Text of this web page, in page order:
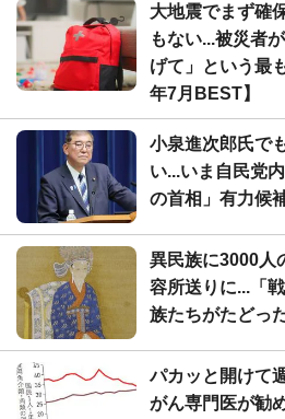
大地震でまず確
もない...被災者
げて」という最
年7月BEST】
小泉進次郎氏で
い...いま自民党
の首相」有力候
異民族に3000人
容所送りに...「
族たちがたどっ
パカッと開けて
がん専門医が勧